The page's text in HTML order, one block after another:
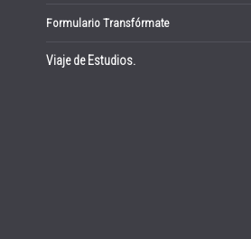
Formulario Transfórmate
Viaje de Estudios.